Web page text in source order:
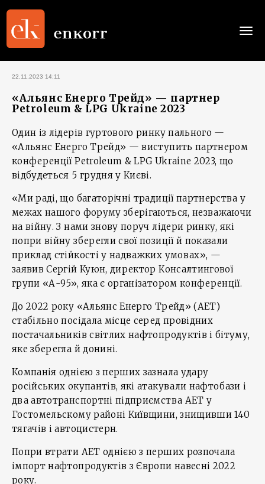
22.11.2023 14:11
«Альянс Енерго Трейд» — партнер
Petroleum & LPG Ukraine 2023
Один із лідерів гуртового ринку пального —
«Альянс Енерго Трейд» — виступить партнером
конференції Petroleum & LPG Ukraine 2023, що
відбудеться 5 грудня у Києві.
«Ми раді, що багаторічні традиції партнерства у
межах нашого форуму зберігаються, незважаючи
на війну. З нами знову поруч лідери ринку, які
попри війну зберегли свої позиції й показали
приклад стійкості у надважких умовах», —
заявив Сергій Куюн, директор Консалтингової
групи «А-95», яка є організатором конференції.
До 2022 року «Альянс Енерго Трейд» (АЕТ)
стабільно посідала місце серед провідних
постачальників світлих нафтопродуктів і бітуму,
яке зберегла й донині.
Компанія однією з перших зазнала удару
російських окупантів, які атакували нафтобази і
два автотранспортні підприємства АЕТ у
Гостомельскому районі Київщини, знищивши 140
тягачів і автоцистерн.
Попри втрати АЕТ однією з перших розпочала
імпорт нафтопродуктів з Європи навесні 2022
року.